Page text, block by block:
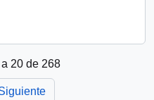
20 de 268